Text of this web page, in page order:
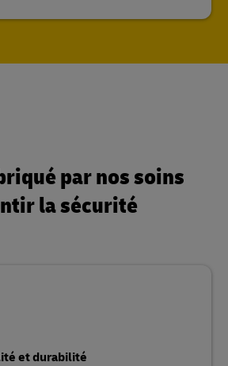
par nos soins
la sécurité
et durabilité